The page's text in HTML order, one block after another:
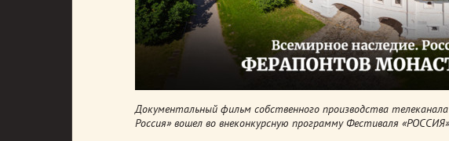
Документальный фильм собственного производства телеканала
Россия» вошел во внеконкурсную программу Фестиваля